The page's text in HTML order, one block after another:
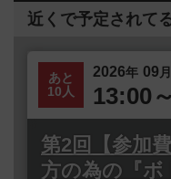
近くで予定されて
あと
10人
2026年 09 月
13:00
第2回【参加
方の為の『ボ